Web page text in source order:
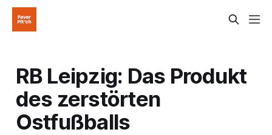
RB Leipzig: Das Produkt
des zerstörten
Ostfußballs